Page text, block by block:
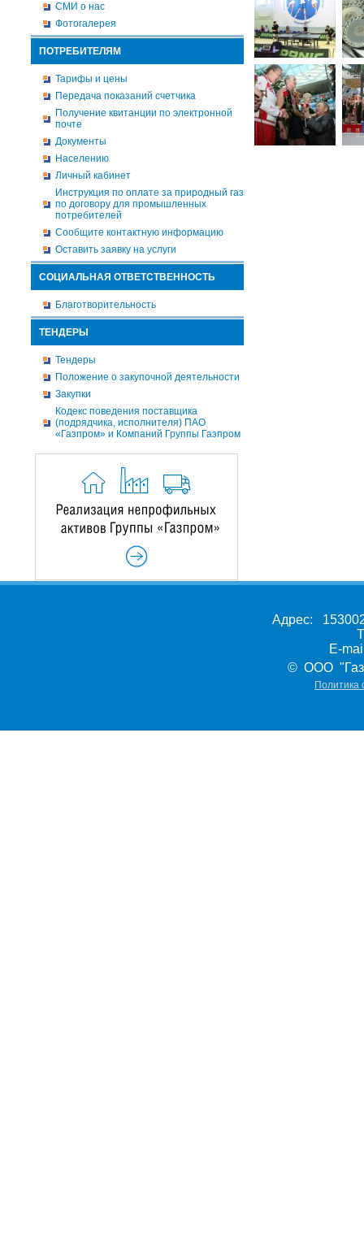
СМИ о нас
Фотогалерея
ПОТРЕБИТЕЛЯМ
Тарифы и цены
Передача показаний счетчика
Получение квитанции по электронной
почте
Документы
Населению
Личный кабинет
Инструкция по оплате за природный газ
по договору для промышленных
потребителей
Сообщите контактную информацию
Оставить заявку на услуги
СОЦИАЛЬНАЯ ОТВЕТСТВЕННОСТЬ
Благотворительность
ТЕНДЕРЫ
Тендеры
Положение о закупочной деятельности
Закупки
Кодекс поведения поставщика
(подрядчика, исполнителя) ПАО
«Газпром» и Компаний Группы Газпром
Адрес:
E-
© ООО
Политика